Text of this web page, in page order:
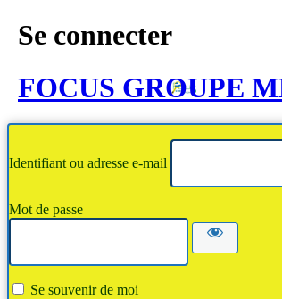
Se connecter
FOCUS GROUPE
Identifiant ou adresse e-mail
Mot de passe
Se souvenir de moi